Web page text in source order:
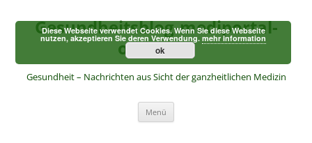
springen
Gesundheitsblog-mediportal-
online.de
Gesundheit – Nachrichten aus Sicht der ganzheitlichen Medizin
Menü
Diese Webseite verwendet Cookies. Wenn Sie diese Webseite
nutzen, akzeptieren Sie deren Verwendung.mehr Information
ok